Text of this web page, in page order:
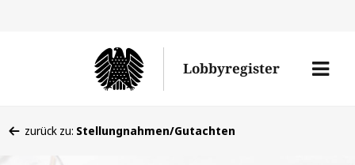
Lobbyregister
Menü
befinden
zurück zu: Stellungnahmen/Gutachten